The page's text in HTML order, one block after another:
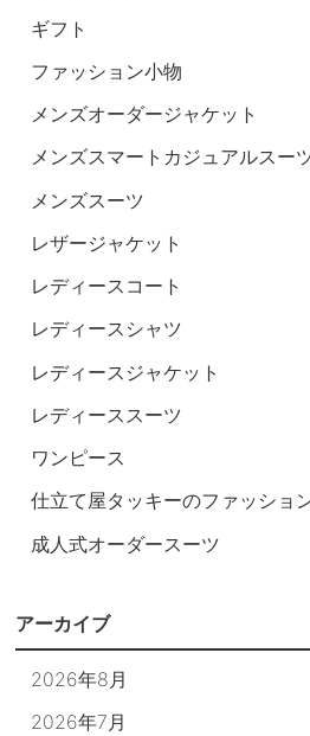
ギフト
ファッション小物
メンズオーダージャケット
メンズスマートカジュアルスー
メンズスーツ
レザージャケット
レディースコート
レディースシャツ
レディースジャケット
レディーススーツ
ワンピース
仕立て屋タッキーのファッショ
成人式オーダースーツ
アーカイブ
2026年8月
2026年7月